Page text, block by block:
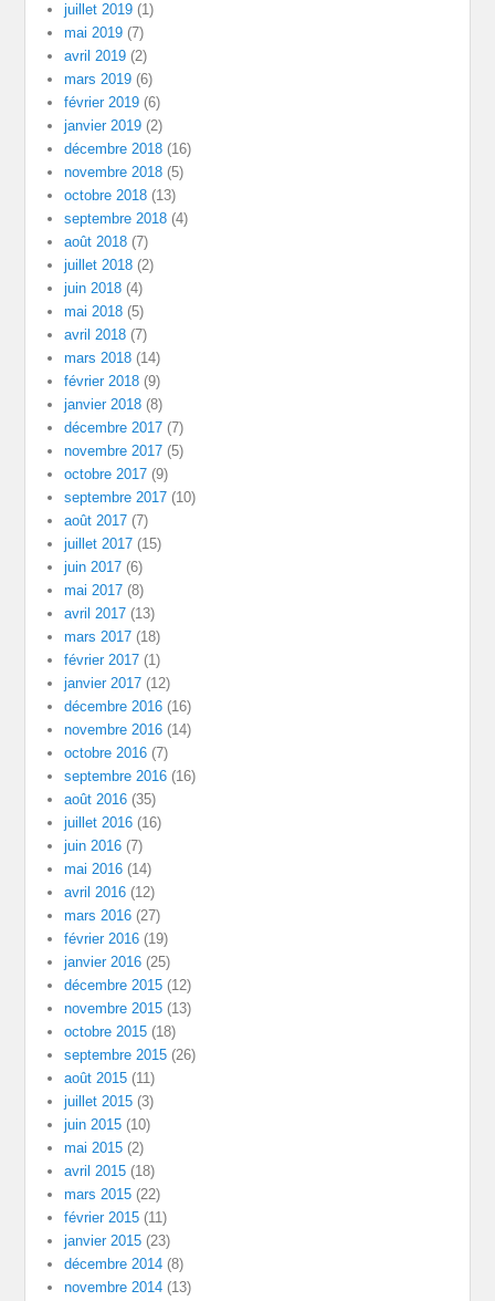
juillet 2019 (1)
mai 2019 (7)
avril 2019 (2)
mars 2019 (6)
février 2019 (6)
janvier 2019 (2)
décembre 2018 (16)
novembre 2018 (5)
octobre 2018 (13)
septembre 2018 (4)
août 2018 (7)
juillet 2018 (2)
juin 2018 (4)
mai 2018 (5)
avril 2018 (7)
mars 2018 (14)
février 2018 (9)
janvier 2018 (8)
décembre 2017 (7)
novembre 2017 (5)
octobre 2017 (9)
septembre 2017 (10)
août 2017 (7)
juillet 2017 (15)
juin 2017 (6)
mai 2017 (8)
avril 2017 (13)
mars 2017 (18)
février 2017 (1)
janvier 2017 (12)
décembre 2016 (16)
novembre 2016 (14)
octobre 2016 (7)
septembre 2016 (16)
août 2016 (35)
juillet 2016 (16)
juin 2016 (7)
mai 2016 (14)
avril 2016 (12)
mars 2016 (27)
février 2016 (19)
janvier 2016 (25)
décembre 2015 (12)
novembre 2015 (13)
octobre 2015 (18)
septembre 2015 (26)
août 2015 (11)
juillet 2015 (3)
juin 2015 (10)
mai 2015 (2)
avril 2015 (18)
mars 2015 (22)
février 2015 (11)
janvier 2015 (23)
décembre 2014 (8)
novembre 2014 (13)